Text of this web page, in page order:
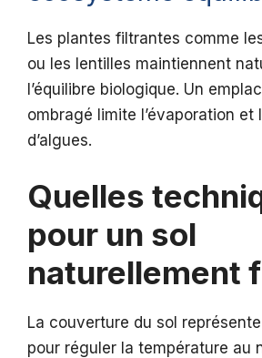
Les plantes filtrantes comme
ou les lentilles maintiennent
l’équilibre biologique. Un
ombragé limite l’évaporation et
d’algues.
Quelles
pour un sol
naturellement
La couverture du sol représente
pour réguler la température au